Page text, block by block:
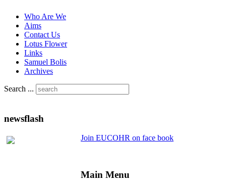
Who Are We
Aims
Contact Us
Lotus Flower
Links
Samuel Bolis
Archives
Search ...
newsflash
Join EUCOHR on face book
Main Menu